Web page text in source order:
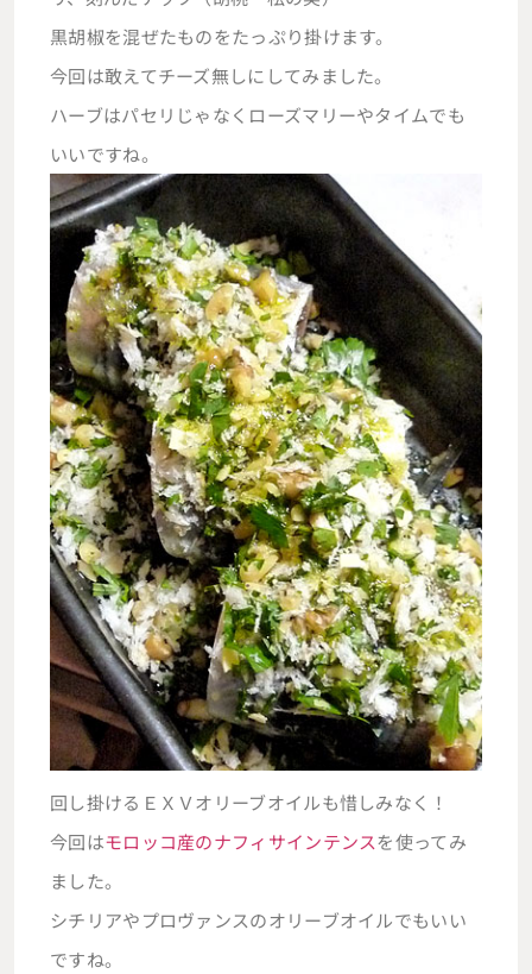
黒胡椒を混ぜたものをたっぷり掛けます。
今回は敢えてチーズ無しにしてみました。
ハーブはパセリじゃなくローズマリーやタイムでも
いいですね。
回し掛けるＥＸＶオリーブオイルも惜しみなく！
今回はモロッコ産のナフィサインテンスを使ってみ
ました。
シチリアやプロヴァンスのオリーブオイルでもいい
ですね。